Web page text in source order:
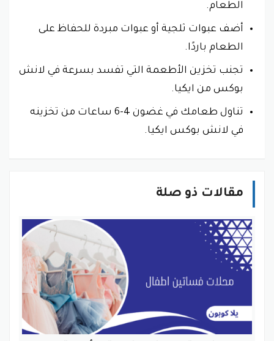
الطعام.
أضف عبوات ثلجية أو عبوات مبردة للحفاظ على
الطعام باردًا.
تجنب تخزين الأطعمة التي تفسد بسرعة في لانش
بوكس من ايكيا.
تناول طعامك في غضون 4-6 ساعات من تخزينه
في لانش بوكس ايكيا.
مقالات ذو صلة